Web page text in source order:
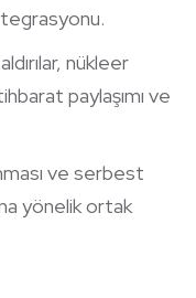
nükleer
paylaşımı ve
ve serbest
yönelik ortak